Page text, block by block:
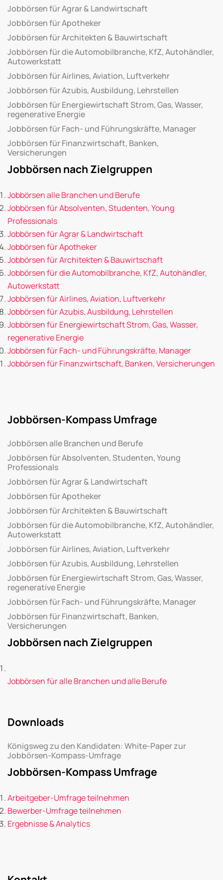
Jobbörsen für Agrar & Landwirtschaft
Jobbörsen für Apotheker
Jobbörsen für Architekten & Bauwirtschaft
Jobbörsen für die Automobilbranche, KfZ, Autohändler,
Autowerkstatt
Jobbörsen für Airlines, Aviation, Luftverkehr
Jobbörsen für Azubis, Ausbildung, Lehrstellen
Jobbörsen für Energiewirtschaft Strom, Gas, Wasser,
regenerative Energie
Jobbörsen für Fach- und Führungskräfte, Manager
Jobbörsen für Finanzwirtschaft, Banken,
Versicherungen
Jobbörsen nach Zielgruppen
Jobbörsen alle Branchen und Berufe
Jobbörsen für Absolventen, Studenten, Young
Professionals
Jobbörsen für Agrar & Landwirtschaft
Jobbörsen für Apotheker
Jobbörsen für Architekten & Bauwirtschaft
Jobbörsen für die Automobilbranche, KfZ, Autohändler,
Autowerkstatt
Jobbörsen für Airlines, Aviation, Luftverkehr
Jobbörsen für Azubis, Ausbildung, Lehrstellen
Jobbörsen für Energiewirtschaft Strom, Gas, Wasser,
regenerative Energie
Jobbörsen für Fach- und Führungskräfte, Manager
Jobbörsen für Finanzwirtschaft, Banken, Versicherungen
Jobbörsen-Kompass Umfrage
Jobbörsen alle Branchen und Berufe
Jobbörsen für Absolventen, Studenten, Young
Professionals
Jobbörsen für Agrar & Landwirtschaft
Jobbörsen für Apotheker
Jobbörsen für Architekten & Bauwirtschaft
Jobbörsen für die Automobilbranche, KfZ, Autohändler,
Autowerkstatt
Jobbörsen für Airlines, Aviation, Luftverkehr
Jobbörsen für Azubis, Ausbildung, Lehrstellen
Jobbörsen für Energiewirtschaft Strom, Gas, Wasser,
regenerative Energie
Jobbörsen für Fach- und Führungskräfte, Manager
Jobbörsen für Finanzwirtschaft, Banken,
Versicherungen
Jobbörsen nach Zielgruppen
Jobbörsen für alle Branchen und alle Berufe
Downloads
Königsweg zu den Kandidaten: White-Paper zur
Jobbörsen-Kompass-Umfrage
Jobbörsen-Kompass Umfrage
Arbeitgeber-Umfrage teilnehmen
Bewerber-Umfrage teilnehmen
Ergebnisse & Analytics